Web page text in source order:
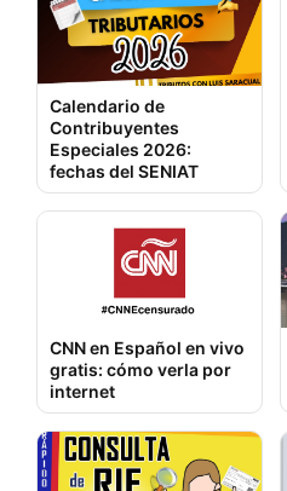
Calendario de
Contribuyentes
Especiales 2026:
fechas del SENIAT
CNN en Español en vivo
gratis: cómo verla por
internet